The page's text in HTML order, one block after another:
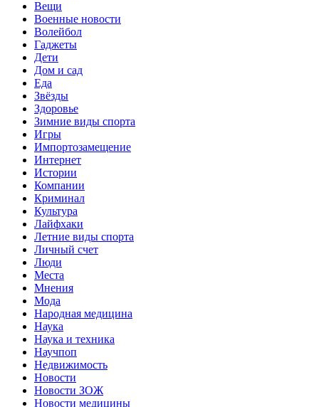
Вещи
Военные новости
Волейбол
Гаджеты
Дети
Дом и сад
Еда
Звёзды
Здоровье
Зимние виды спорта
Игры
Импортозамещение
Интернет
Истории
Компании
Криминал
Культура
Лайфхаки
Летние виды спорта
Личный счет
Люди
Места
Мнения
Мода
Народная медицина
Наука
Наука и техника
Научпоп
Недвижимость
Новости
Новости ЗОЖ
Новости медицины